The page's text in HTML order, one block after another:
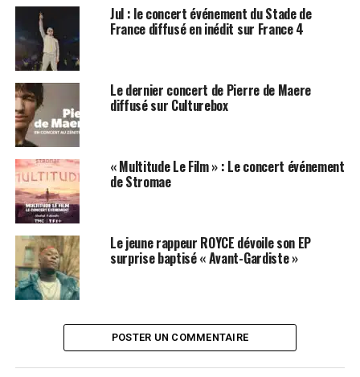
Jul : le concert événement du Stade de
France diffusé en inédit sur France 4
Le dernier concert de Pierre de Maere
diffusé sur Culturebox
« Multitude Le Film » : Le concert événement
de Stromae
Le jeune rappeur ROYCE dévoile son EP
surprise baptisé « Avant-Gardiste »
POSTER UN COMMENTAIRE